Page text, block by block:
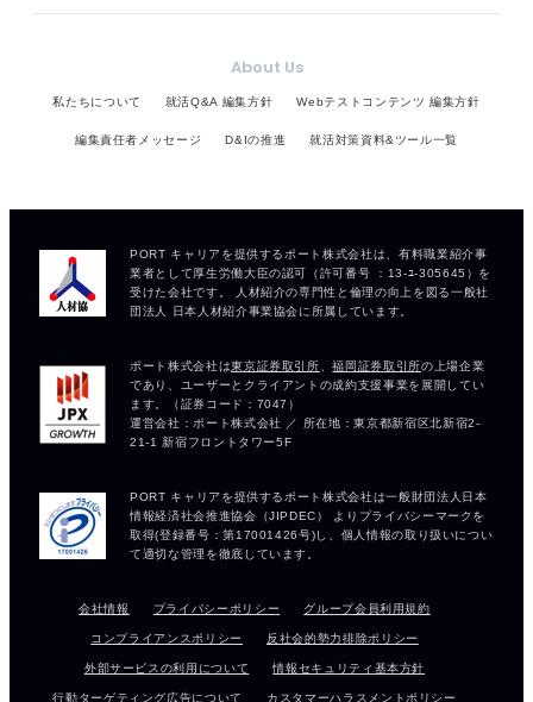
About Us
私たちについて 就活Q&A 編集方針 Webテストコンテンツ 編集方針
編集責任者メッセージ D&Iの推進 就活対策資料&ツール一覧
会社情報 プライバシーポリシー グループ会員利用規約
コンプライアンスポリシー 反社会的勢力排除ポリシー
外部サービスの利用について 情報セキュリティ基本方針
行動ターゲティング広告について カスタマーハラスメントポリシー